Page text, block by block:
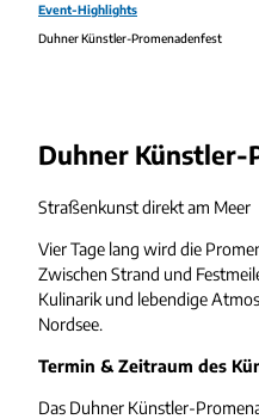
Event-Highlights
Duhner Künstler-Promenadenfest
Duhner Künstler-
Straßenkunst direkt am Meer
Vier Tage lang wird die
Zwischen Strand und
Kulinarik und lebendige
Nordsee.
Termin & Zeitraum des
Das Duhner Künstler-